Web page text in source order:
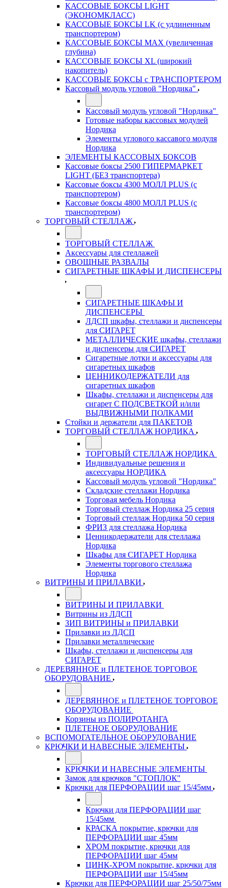
КАССОВЫЕ БОКСЫ LIGHT
(ЭКОНОМКЛАСС)
КАССОВЫЕ БОКСЫ LK (с удлиненным
транспортером)
КАССОВЫЕ БОКСЫ MAX (увеличенная
глубина)
КАССОВЫЕ БОКСЫ XL (широкий
накопитель)
КАССОВЫЕ БОКСЫ с ТРАНСПОРТЕРОМ
Кассовый модуль угловой "Нордика"
Кассовый модуль угловой "Нордика"
Готовые наборы кассовых модулей
Нордика
Элементы углового кассавого модуля
Нордика
ЭЛЕМЕНТЫ КАССОВЫХ БОКСОВ
Кассовые боксы 2500 ГИПЕРМАРКЕТ
LIGHT (БЕЗ транспортера)
Кассовые боксы 4300 МОЛЛ PLUS (с
транспортером)
Кассовые боксы 4800 МОЛЛ PLUS (с
транспортером)
ТОРГОВЫЙ СТЕЛЛАЖ
ТОРГОВЫЙ СТЕЛЛАЖ
Аксессуары для стеллажей
ОВОЩНЫЕ РАЗВАЛЫ
СИГАРЕТНЫЕ ШКАФЫ И ДИСПЕНСЕРЫ
СИГАРЕТНЫЕ ШКАФЫ И
ДИСПЕНСЕРЫ
ЛДСП шкафы, стеллажи и диспенсеры
для СИГАРЕТ
МЕТАЛЛИЧЕСКИЕ шкафы, стеллажи
и диспенсеры для СИГАРЕТ
Сигаретные лотки и аксессуары для
сигаретных шкафов
ЦЕННИКОДЕРЖАТЕЛИ для
сигаретных шкафов
Шкафы, стеллажи и диспенсеры для
сигарет С ПОДСВЕТКОЙ и/или
ВЫДВИЖНЫМИ ПОЛКАМИ
Стойки и держатели для ПАКЕТОВ
ТОРГОВЫЙ СТЕЛЛАЖ НОРДИКА
ТОРГОВЫЙ СТЕЛЛАЖ НОРДИКА
Индивидуальные решения и
аксессуары НОРДИКА
Кассовый модуль угловой "Нордика"
Складские стеллажи Нордика
Торговая мебель Нордика
Торговый стеллаж Нордика 25 серия
Торговый стеллаж Нордика 50 серия
ФРИЗ для стеллажа Нордика
Ценникодержатели для стеллажа
Нордика
Шкафы для СИГАРЕТ Нордика
Элементы торгового стеллажа
Нордика
ВИТРИНЫ И ПРИЛАВКИ
ВИТРИНЫ И ПРИЛАВКИ
Витрины из ЛДСП
ЗИП ВИТРИНЫ и ПРИЛАВКИ
Прилавки из ЛДСП
Прилавки металлические
Шкафы, стеллажи и диспенсеры для
СИГАРЕТ
ДЕРЕВЯННОЕ и ПЛЕТЕНОЕ ТОРГОВОЕ
ОБОРУДОВАНИЕ
ДЕРЕВЯННОЕ и ПЛЕТЕНОЕ ТОРГОВОЕ
ОБОРУДОВАНИЕ
Корзины из ПОЛИРОТАНГА
ПЛЕТЕНОЕ ОБОРУДОВАНИЕ
ВСПОМОГАТЕЛЬНОЕ ОБОРУДОВАНИЕ
КРЮЧКИ И НАВЕСНЫЕ ЭЛЕМЕНТЫ
КРЮЧКИ И НАВЕСНЫЕ ЭЛЕМЕНТЫ
Замок для крючков "СТОПЛОК"
Крючки для ПЕРФОРАЦИИ шаг 15/45мм
Крючки для ПЕРФОРАЦИИ шаг
15/45мм
КРАСКА покрытие, крючки для
ПЕРФОРАЦИИ шаг 45мм
ХРОМ покрытие, крючки для
ПЕРФОРАЦИИ шаг 45мм
ЦИНК-ХРОМ покрытие, крючки для
ПЕРФОРАЦИИ шаг 15/45мм
Крючки для ПЕРФОРАЦИИ шаг 25/50/75мм